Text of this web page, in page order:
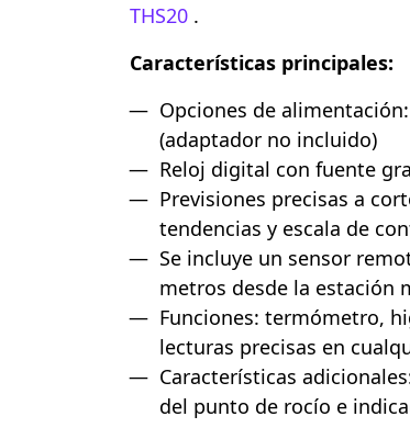
THS20 .
Características principales:
Opciones de
(adaptador no incluido)
Reloj digital con fuente
Previsiones precisas a
tendencias y escala de
Se incluye un sensor
metros desde la estación
Funciones: termómetro,
lecturas precisas en
Características
del punto de rocío e